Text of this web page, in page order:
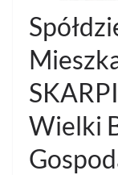
Wielki